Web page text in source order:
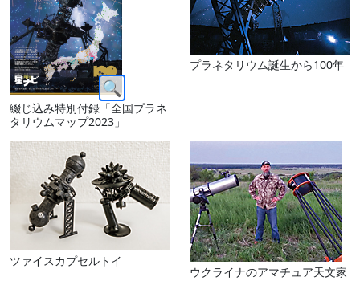
綴じ込み特別付録「全国プラネ
タリウムマップ2023」
プラネタリウム誕生から100年
ツァイスカプセルトイ
ウクライナのアマチュア天文家